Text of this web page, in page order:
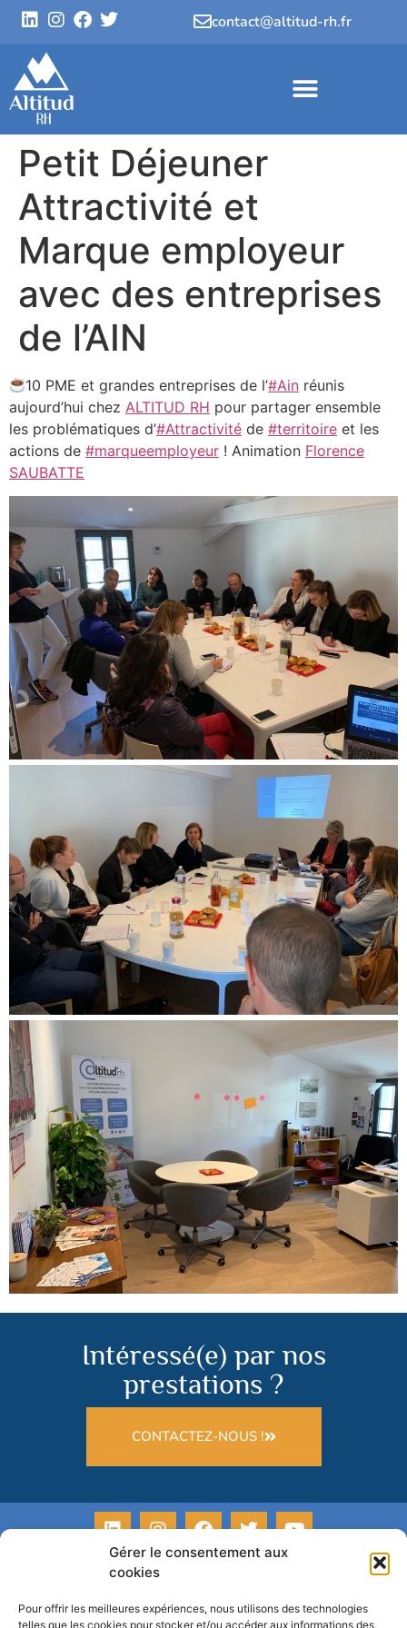
Gérer le consentement aux
cookies
Pour offrir les meilleures expériences, nous utilisons des technologies
telles que les cookies pour stocker et/ou accéder aux informations des
contact@altitud-rh.fr
Petit Déjeuner
Attractivité et
Marque employeur
avec des entreprises
de l’AIN
10 PME et grandes entreprises de l’#Ain réunis
aujourd’hui chez ALTITUD RH pour partager ensemble
les problématiques d’#Attractivité de #territoire et les
actions de #marqueemployeur ! Animation Florence
SAUBATTE
Intéressé(e) par nos
prestations ?
CONTACTEZ-NOUS !